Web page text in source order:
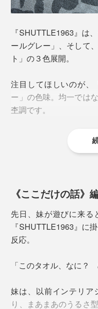
上下の白い縁取りは
の。
それは、低速で織り上
風合いに織り上がるか
タオルを間近でよく見
さ。
は、同ブランドの「
がはるかにボリューム
その特長を余すことな
機」。
ゆっくり高密度で織る
合いに。機械と素材の
は、織り上げられていま
また、綿の吸水力を
「先晒し・先染め」。
一般的には、織った後
染め」が主流ですが、
を行うため、ふんわり
『SHUTTLE1963』は
ールグレー」、そして
ト」の３色展開。
注目してほしいのが、
ー」の色味。均一では
杢調です。
普通は、色の違う複数
《ここだけの話》
先日、妹が遊びに来る
『SHUTTLE1963』に
反応。
「このタオル、なに？
妹は、以前インテリア
り、まあまあのうるさ